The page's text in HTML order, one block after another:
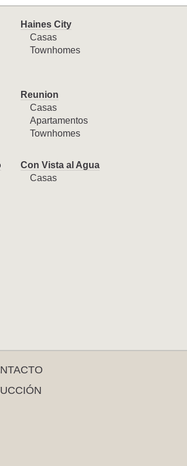
Haines City
Casas
Townhomes
Reunion
Casas
Apartamentos
Townhomes
Con Vista al Agua
Casas